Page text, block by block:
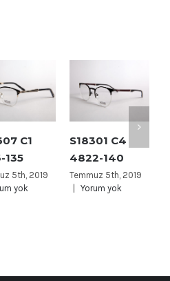
C1
135
5th, 2019
yok
S18301 C4
4822-140
Temmuz 5th, 2019
| Yorum yok